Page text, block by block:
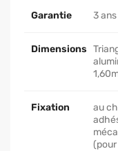
Garantie 3 ans
Dimensions
Fixation
au